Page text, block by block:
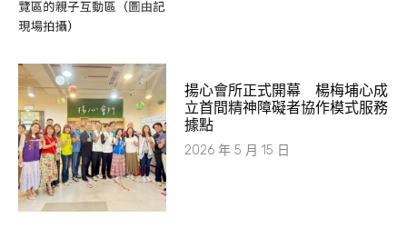
揚心會所正式開幕 楊梅埔心成
立首間精神障礙者協作模式服務
據點
2026 年 5 月 15 日